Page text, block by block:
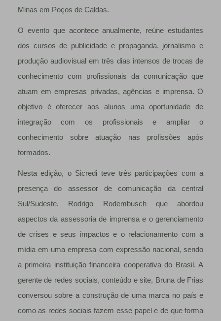
Minas em Poços de Caldas.
O evento que acontece anualmente, reúne estudantes
dos cursos de publicidade e propaganda, jornalismo e
produção audiovisual em três dias intensos de trocas de
conhecimento com profissionais da comunicação que
atuam em empresas privadas, agências e imprensa. O
objetivo é oferecer aos alunos uma oportunidade de
integração com os profissionais e ampliar o
conhecimento sobre atuação nas profissões após
formados.
Nesta edição, o Sicredi teve três participações com a
presença do assessor de comunicação da central
Sul/Sudeste, Rodrigo Rodembusch que abordou
aspectos da assessoria de imprensa e o gerenciamento
de crises e seus impactos e o relacionamento com a
mídia em uma empresa com expressão nacional, sendo
a primeira instituição financeira cooperativa do Brasil. A
gerente de redes sociais, conteúdo e site, Bruna de Frias
conversou sobre a construção de uma marca no país e
como as redes sociais fazem esse papel e de que forma